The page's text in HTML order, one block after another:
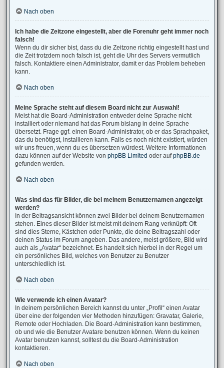
Nach oben
Ich habe die Zeitzone eingestellt, aber die Forenuhr geht immer noch
falsch!
Wenn du dir sicher bist, dass du die Zeitzone richtig eingestellt hast und
die Zeit trotzdem noch falsch ist, geht die Uhr des Servers vermutlich
falsch. Kontaktiere einen Administrator, damit er das Problem beheben
kann.
Nach oben
Meine Sprache steht auf diesem Board nicht zur Auswahl!
Meist hat die Board-Administration entweder deine Sprache nicht
installiert oder niemand hat das Forum bislang in deine Sprache
übersetzt. Frage ggf. einen Board-Administrator, ob er das Sprachpaket,
das du benötigst, installieren kann. Falls es noch nicht existiert, würden
wir uns freuen, wenn du es übersetzen würdest. Weitere Informationen
dazu können auf der Website von phpBB Limited oder aufphpBB.de
gefunden werden.
Nach oben
Was sind das für Bilder, die bei meinem Benutzernamen angezeigt
werden?
In der Beitragsansicht können zwei Bilder bei deinem Benutzernamen
stehen. Eines dieser Bilder ist meist mit deinem Rang verknüpft: Oft
sind dies Sterne, Kästchen oder Punkte, die deine Beitragszahl oder
deinen Status im Forum angeben. Das andere, meist größere, Bild wird
auch als „Avatar“ bezeichnet. Es handelt sich hierbei in der Regel um
ein persönliches Bild, welches von Benutzer zu Benutzer
unterschiedlich ist.
Nach oben
Wie verwende ich einen Avatar?
In deinem persönlichen Bereich kannst du unter „Profil“ einen Avatar
über eine der folgenden vier Methoden hinzufügen: Gravatar, Galerie,
Remote oder Hochladen. Die Board-Administration kann bestimmen,
ob und wie die Benutzer Avatare benutzen können. Wenn du keinen
Avatar benutzen kannst, solltest du die Board-Administration
kontaktieren.
Nach oben